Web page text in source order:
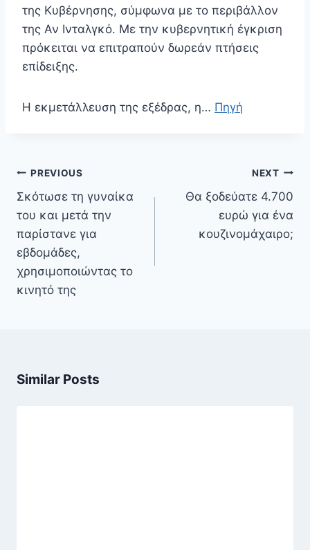
της Κυβέρνησης, σύμφωνα με το περιβάλλον
της Αν Ινταλγκό. Με την κυβερνητική έγκριση
πρόκειται να επιτραπούν δωρεάν πτήσεις
επίδειξης.
Η εκμετάλλευση της εξέδρας, η… Πηγή
Πλοήγηση
άρθρων
PREVIOUS
Σκότωσε τη γυναίκα
του και μετά την
παρίστανε για
εβδομάδες,
χρησιμοποιώντας το
κινητό της
NEXT
Θα ξοδεύατε 4.700
ευρώ για ένα
κουζινομάχαιρο;
Similar Posts